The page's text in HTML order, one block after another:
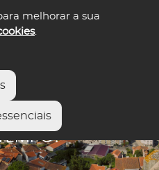
melhorar a sua
.